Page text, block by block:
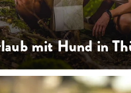
mit Hund in
…